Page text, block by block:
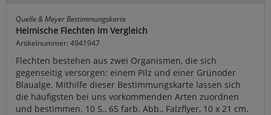
Quelle & Meyer Bestimmungskarte
Heimische Flechten im Vergleich
Artikelnummer: 4941947
Flechten bestehen aus zwei Organismen, die sich
gegenseitig versorgen: einem Pilz und einer Grünoder
Blaualge. Mithilfe dieser Bestimmungskarte lassen sich
die häufigsten bei uns vorkommenden Arten zuordnen
und bestimmen. 10 S., 65 farb. Abb., Falzflyer, 10 x 21 cm.